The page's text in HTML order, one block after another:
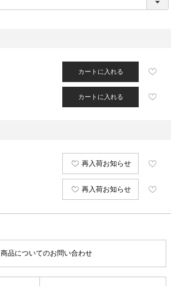
カートに入れる
カートに入れる
再入荷お知らせ
再入荷お知らせ
商品についてのお問い合わせ